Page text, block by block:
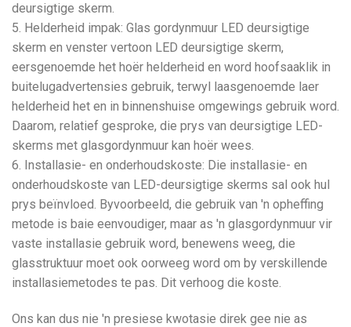
deursigtige skerm.
5. Helderheid impak: Glas gordynmuur LED deursigtige
skerm en venster vertoon LED deursigtige skerm,
eersgenoemde het hoër helderheid en word hoofsaaklik in
buitelugadvertensies gebruik, terwyl laasgenoemde laer
helderheid het en in binnenshuise omgewings gebruik word.
Daarom, relatief gesproke, die prys van deursigtige LED-
skerms met glasgordynmuur kan hoër wees.
6. Installasie- en onderhoudskoste: Die installasie- en
onderhoudskoste van LED-deursigtige skerms sal ook hul
prys beïnvloed. Byvoorbeeld, die gebruik van 'n opheffing
metode is baie eenvoudiger, maar as 'n glasgordynmuur vir
vaste installasie gebruik word, benewens weeg, die
glasstruktuur moet ook oorweeg word om by verskillende
installasiemetodes te pas. Dit verhoog die koste.
Ons kan dus nie 'n presiese kwotasie direk gee nie as